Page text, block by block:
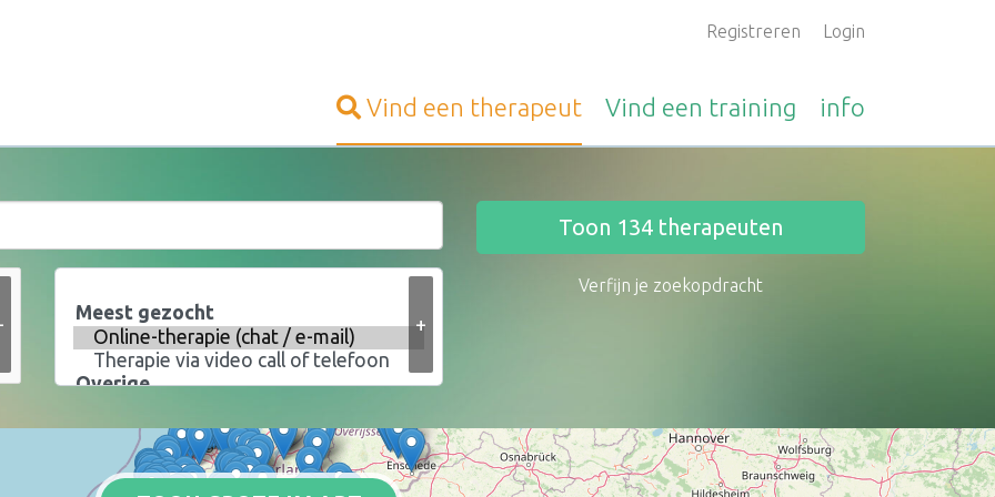
Registreren Login
Vind een therapeut Vind een training info
+
Toon 134 therapeuten
Verfijn je zoekopdracht